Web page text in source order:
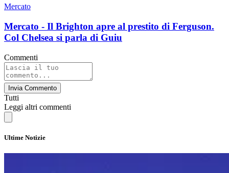
Mercato
Mercato - Il Brighton apre al prestito di Ferguson.
Col Chelsea si parla di Guiu
Commenti
Invia Commento
Tutti
Leggi altri commenti
Ultime Notizie